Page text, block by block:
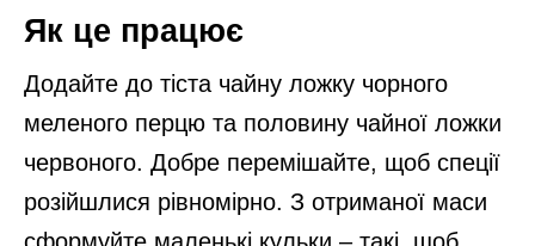
Як це працює
Додайте до тіста чайну ложку чорного
меленого перцю та половину чайної ложки
червоного. Добре перемішайте, щоб спеції
розійшлися рівномірно. З отриманої маси
сформуйте маленькі кульки – такі, щоб